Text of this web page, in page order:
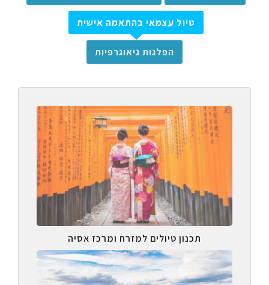
טיול עצמאי בהתאמה אישית
הפלגות גיאוגרפיות
תכנון טיולים למזרח ומרכז אסיה